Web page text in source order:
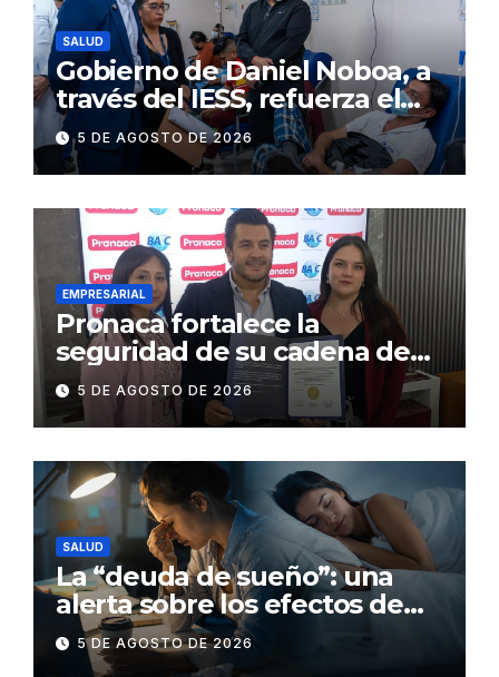
SALUD
Gobierno de Daniel Noboa, a
través del IESS, refuerza el
abastecimiento de insulina
en 86 establecimientos de
salud
5 DE AGOSTO DE 2026
EMPRESARIAL
Pronaca fortalece la
seguridad de su cadena de
suministro con certificación
BASC en dos plantas
5 DE AGOSTO DE 2026
SALUD
La “deuda de sueño”: una
alerta sobre los efectos de
dormir mal en la salud física y
mental
5 DE AGOSTO DE 2026